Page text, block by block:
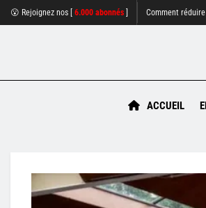
😮 Rejoignez nos [ 6.000 abonnés Comment
ACCUEIL